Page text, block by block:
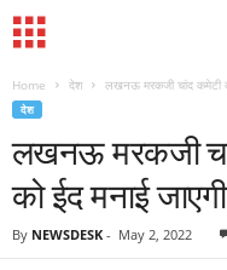
Home देश लखनऊ मरकजी चांद कमेटी
देश
लखनऊ मरकजी
को ईद मनाई जाएगी
By NEWSDESK - May 2, 2022